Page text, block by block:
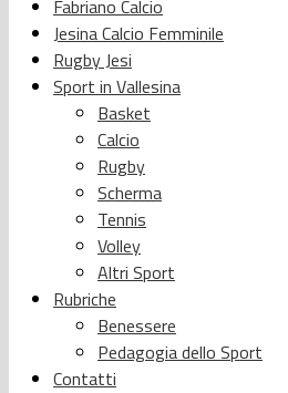
Fabriano Calcio
Jesina Calcio Femminile
Rugby Jesi
Sport in Vallesina
Basket
Calcio
Rugby
Scherma
Tennis
Volley
Altri Sport
Rubriche
Benessere
Pedagogia dello Sport
Contatti